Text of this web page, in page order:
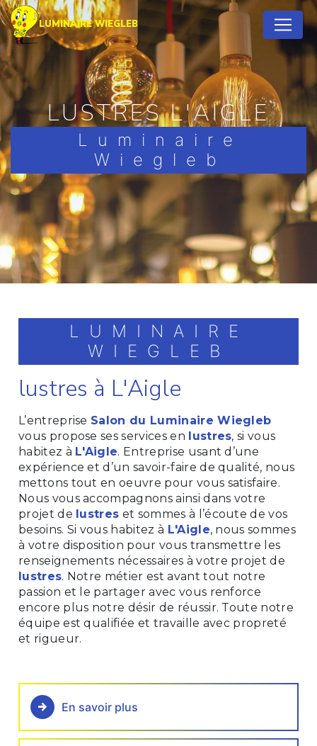
LUMINAIRE WIEGLEB
LUSTRES L'AIGLE
Luminaire
Wiegleb
LUMINAIRE
WIEGLEB
lustres à L'Aigle
L’entreprise Salon du Luminaire Wiegleb
vous propose ses services en lustres, si vous
habitez à L'Aigle. Entreprise usant d’une
expérience et d’un savoir-faire de qualité, nous
mettons tout en oeuvre pour vous satisfaire.
Nous vous accompagnons ainsi dans votre
projet de lustres et sommes à l’écoute de vos
besoins. Si vous habitez à L'Aigle, nous sommes
à votre disposition pour vous transmettre les
renseignements nécessaires à votre projet de
lustres. Notre métier est avant tout notre
passion et le partager avec vous renforce
encore plus notre désir de réussir. Toute notre
équipe est qualifiée et travaille avec propreté
et rigueur.
En savoir plus
Panneau de gestion des cookies